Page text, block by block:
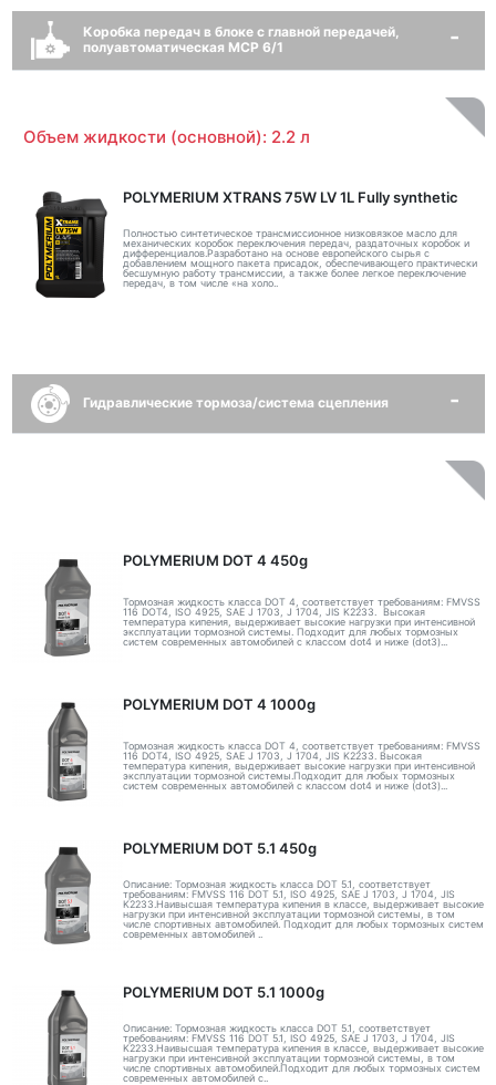
Коробка передач в блоке с главной передачей,
полуавтоматическая MCP 6/1
Объем жидкости (основной): 2.2 л
POLYMERIUM XTRANS 75W LV 1L Fully synthetic
Полностью синтетическое трансмиссионное низковязкое масло для
механических коробок переключения передач, раздаточных коробок и
дифференциалов.Разработано на основе европейского сырья с
добавлением мощного пакета присадок, обеспечивающего практически
бесшумную работу трансмиссии, а также более легкое переключение
передач, в том числе «на холо..
Гидравлические тормоза/система сцепления
POLYMERIUM DOT 4 450g
Тормозная жидкость класса DOT 4, соответствует требованиям: FMVSS
116 DOT4, ISO 4925, SAE J 1703, J 1704, JIS K2233. Высокая
температура кипения, выдерживает высокие нагрузки при интенсивной
эксплуатации тормозной системы. Подходит для любых тормозных
систем современных автомобилей с классом dot4 и ниже (dot3)...
POLYMERIUM DOT 4 1000g
Тормозная жидкость класса DOT 4, соответствует требованиям: FMVSS
116 DOT4, ISO 4925, SAE J 1703, J 1704, JIS K2233. Высокая
температура кипения, выдерживает высокие нагрузки при интенсивной
эксплуатации тормозной системы.Подходит для любых тормозных
систем современных автомобилей с классом dot4 и ниже (dot3)...
POLYMERIUM DOT 5.1 450g
Описание: Тормозная жидкость класса DOT 5.1, соответствует
требованиям: FMVSS 116 DOT 5.1, ISO 4925, SAE J 1703, J 1704, JIS
K2233.Наивысшая температура кипения в классе, выдерживает высокие
нагрузки при интенсивной эксплуатации тормозной системы, в том
числе спортивных автомобилей. Подходит для любых тормозных систем
современных автомобилей ..
POLYMERIUM DOT 5.1 1000g
Описание: Тормозная жидкость класса DOT 5.1, соответствует
требованиям: FMVSS 116 DOT 5.1, ISO 4925, SAE J 1703, J 1704, JIS
K2233.Наивысшая температура кипения в классе, выдерживает высокие
нагрузки при интенсивной эксплуатации тормозной системы, в том
числе спортивных автомобилей.Подходит для любых тормозных систем
современных автомобилей с..